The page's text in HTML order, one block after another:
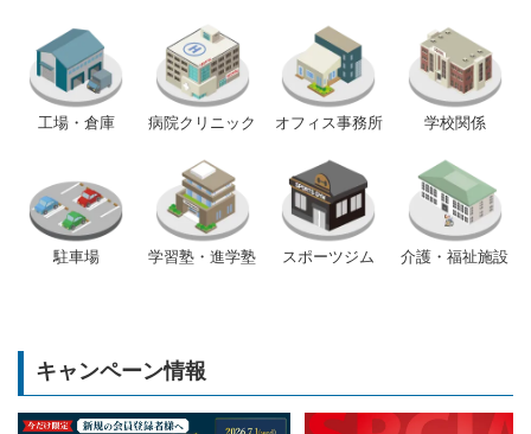
工場・倉庫 病院クリニック オフィス事務所 学校関係
駐車場 学習塾・進学塾 スポーツジム 介護・福祉施設
キャンペーン情報